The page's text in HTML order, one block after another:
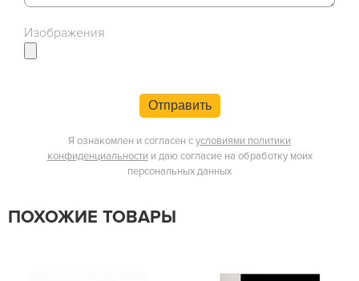
Изображения
Отправить
Я ознакомлен и согласен сусловиями политики
конфиденциальности и даю согласие на обработку моих
персональных данных
ПОХОЖИЕ ТОВАРЫ